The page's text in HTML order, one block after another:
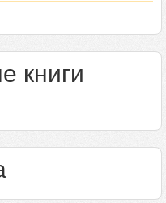
книги